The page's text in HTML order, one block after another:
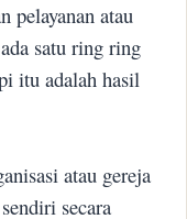
pelayanan atau
satu ring ring
itu adalah hasil
atau gereja
secara